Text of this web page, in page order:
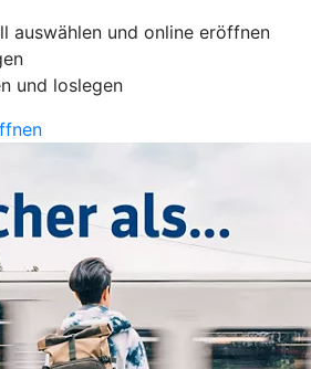
auswählen und online eröffnen
und loslegen